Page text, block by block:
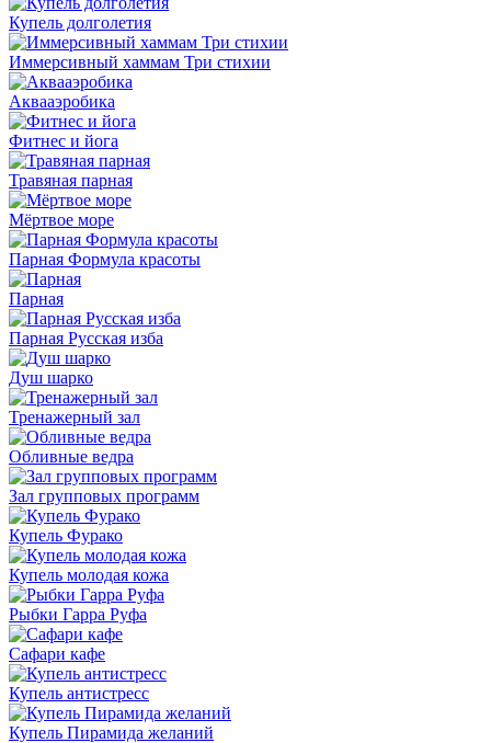
Купель долголетия
Иммерсивный хаммам Три стихии
Аквааэробика
Фитнес и йога
Травяная парная
Мёртвое море
Парная Формула красоты
Парная
Парная Русская изба
Душ шарко
Тренажерный зал
Обливные ведра
Зал групповых программ
Купель Фурако
Купель молодая кожа
Рыбки Гарра Руфа
Сафари кафе
Купель антистресс
Купель Пирамида желаний